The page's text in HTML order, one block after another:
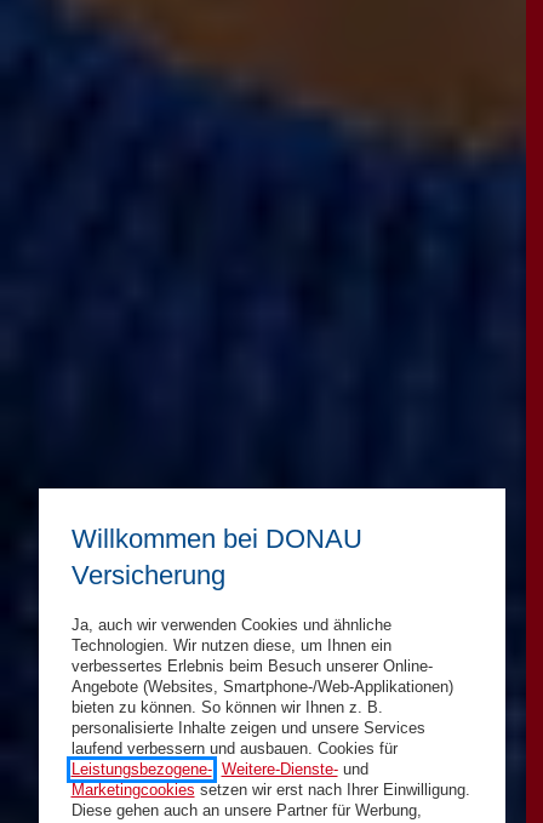
Willkommen bei DONAU
Versicherung
Ja, auch wir verwenden Cookies und ähnliche
Technologien. Wir nutzen diese, um Ihnen ein
verbessertes Erlebnis beim Besuch unserer Online-
Angebote (Websites, Smartphone-/Web-Applikationen)
bieten zu können. So können wir Ihnen z. B.
personalisierte Inhalte zeigen und unsere Services
laufend verbessern und ausbauen. Cookies für
Leistungsbezogene-, Weitere-Dienste-und
Marketingcookies setzen wir erst nach Ihrer Einwilligung.
Diese gehen auch an unsere Partner für Werbung,